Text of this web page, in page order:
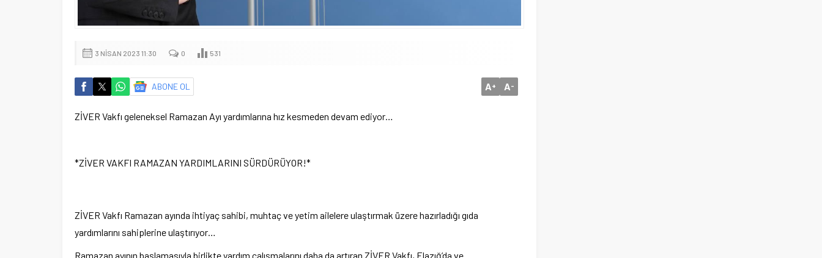
3 NISAN 2023 11:30 0 531
ABONE OL A+ A-
ZİVER Vakfı geleneksel Ramazan Ayı yardımlarına hız kesmeden devam ediyor…
*ZİVER VAKFI RAMAZAN YARDIMLARINI SÜRDÜRÜYOR!*
ZİVER Vakfı Ramazan ayında ihtiyaç sahibi, muhtaç ve yetim ailelere ulaştırmak üzere hazırladığı gıda
yardımlarını sahiplerine ulaştırıyor…
Ramazan ayının başlamasıyla birlikte yardım çalışmalarını daha da artıran ZİVER Vakfı, Elazığ’da ve